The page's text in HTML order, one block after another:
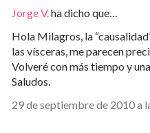
Jorge V.ha dicho que…
Hola Milagros, la
las vísceras, me parecen
Volveré con más tiempo y
Saludos.
29 de septiembre de 2010 a